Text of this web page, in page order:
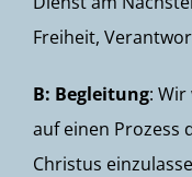
Freiheit,
B: Begleitung:
auf einen Prozess
Christus